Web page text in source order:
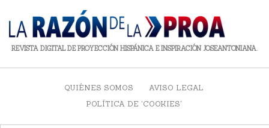
REVISTA DIGITAL DE PROYECCIÓN HISPÁNICA E INSPIRACIÓN JOSEANTONIANA.
QUIÉNES SOMOS
AVISO LEGAL
POLÍTICA DE 'COOKIES'